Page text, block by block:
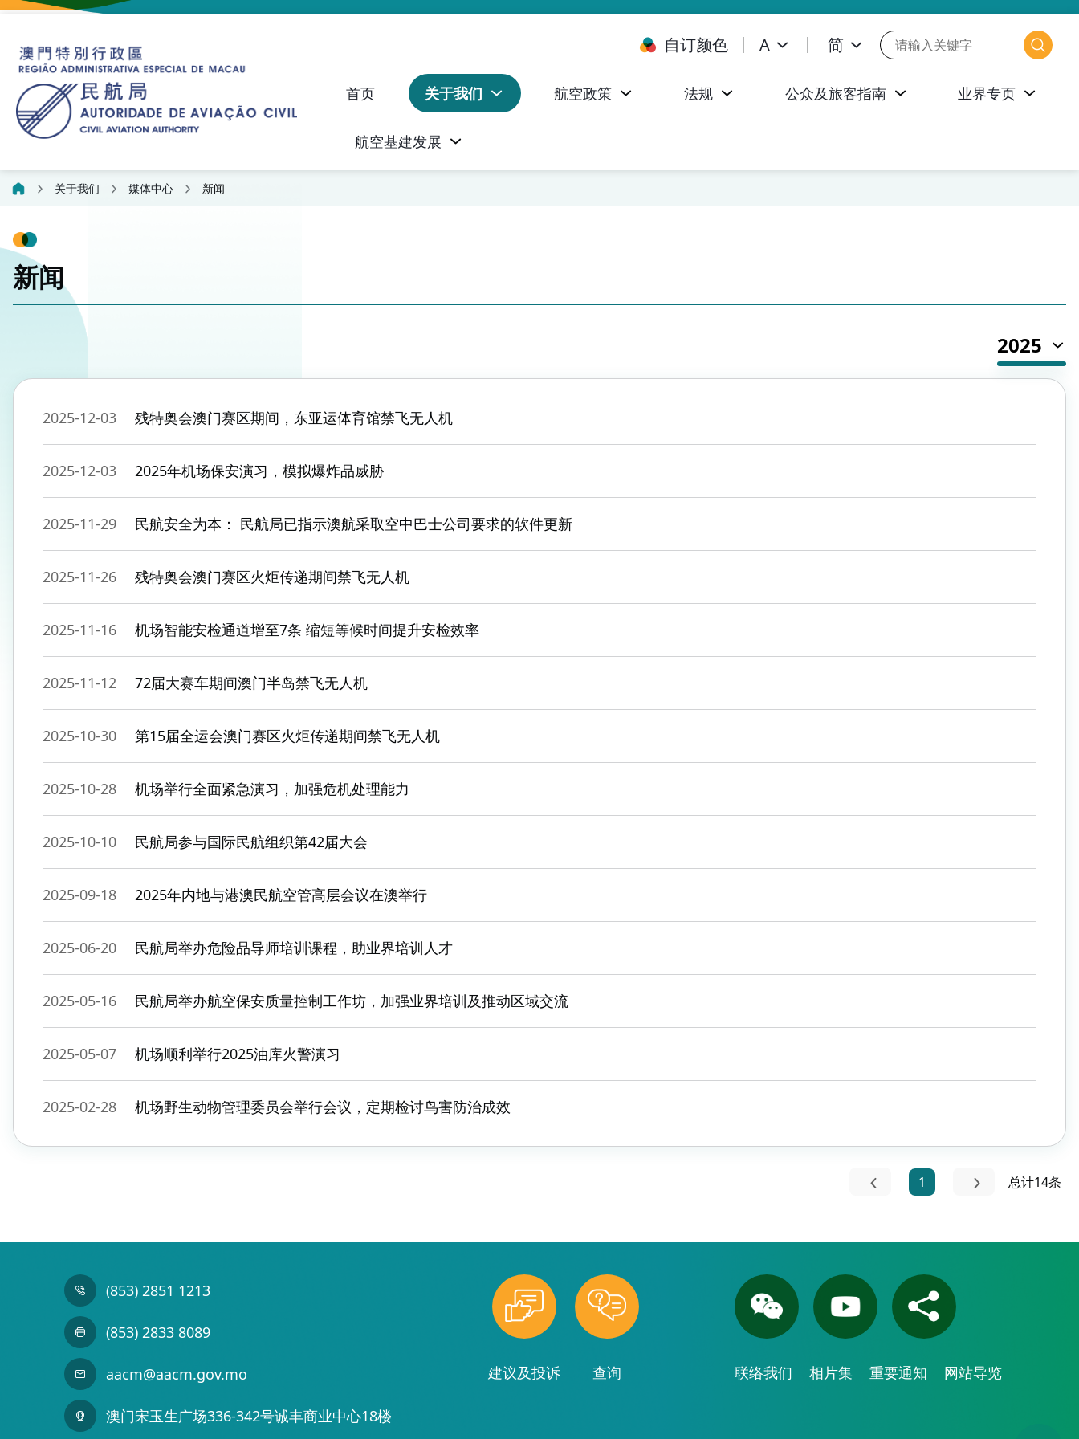
自订颜色 A 简
首页 关于我们 航空政策 法规 公众及旅客指南 业界专页
航空基建发展
关于我们 媒体中心 新闻
新闻
2025
2025-12-03 残特奥会澳门赛区期间，东亚运体育馆禁飞无人机
2025-12-03 2025年机场保安演习，模拟爆炸品威胁
2025-11-29 民航安全为本： 民航局已指示澳航采取空中巴士公司要求的软件更新
2025-11-26 残特奥会澳门赛区火炬传递期间禁飞无人机
2025-11-16 机场智能安检通道增至7条 缩短等候时间提升安检效率
2025-11-12 72届大赛车期间澳门半岛禁飞无人机
2025-10-30 第15届全运会澳门赛区火炬传递期间禁飞无人机
2025-10-28 机场举行全面紧急演习，加强危机处理能力
2025-10-10 民航局参与国际民航组织第42届大会
2025-09-18 2025年内地与港澳民航空管高层会议在澳举行
2025-06-20 民航局举办危险品导师培训课程，助业界培训人才
2025-05-16 民航局举办航空保安质量控制工作坊，加强业界培训及推动区域交流
2025-05-07 机场顺利举行2025油库火警演习
2025-02-28 机场野生动物管理委员会举行会议，定期检讨鸟害防治成效
1 总计14条
(853) 2851 1213
(853) 2833 8089
aacm@aacm.gov.mo
澳门宋玉生广场336-342号诚丰商业中心18楼
建议及投诉 查询 联络我们 相片集 重要通知 网站导览